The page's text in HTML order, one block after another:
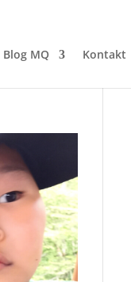
Blog MQ Kontakt